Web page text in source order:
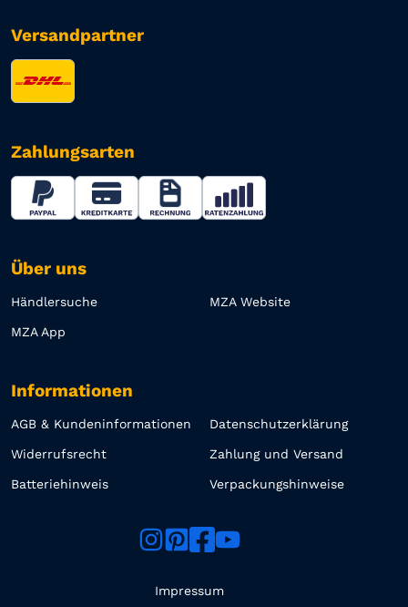
Versandpartner
Zahlungsarten
Über uns
Händlersuche MZA Website
MZA App
Informationen
AGB & Kundeninformationen Datenschutzerklärung
Widerrufsrecht Zahlung und Versand
Batteriehinweis Verpackungshinweise
Impressum